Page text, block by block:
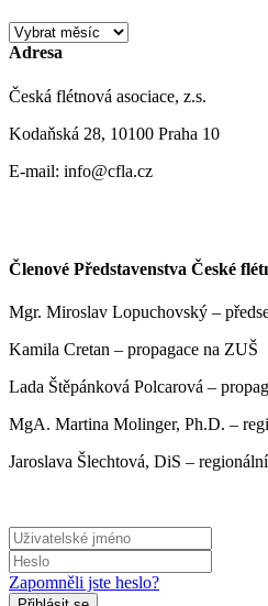
Archivy
Adresa
Česká flétnová asociace, z.s.
Kodaňská 28, 10100 Praha 10
E-mail: info@cfla.cz
Členové Představenstva České
Mgr. Miroslav Lopuchovský –
Kamila Cretan – propagace na ZUŠ
Lada Štěpánková Polcarová –
MgA. Martina Molinger, Ph.D. –
Jaroslava Šlechtová, DiS –
Zapomněli jste heslo?